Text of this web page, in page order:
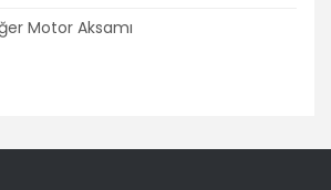
Motor Aksamı
noktaları öneri formunu